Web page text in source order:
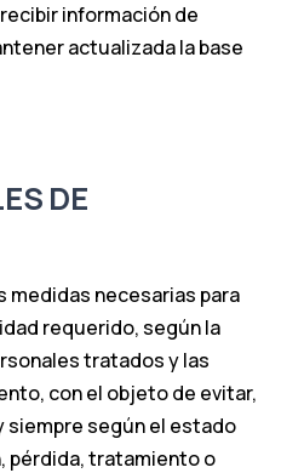
información de
actualizada la base
DE
medidas necesarias para
requerido, según la
tratados y las
con el objeto de evitar,
siempre según el estado
pérdida, tratamiento o